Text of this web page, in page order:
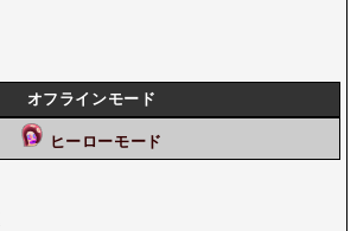
オフラインモード
ヒーローモード